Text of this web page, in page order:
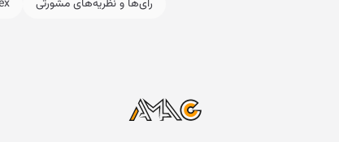
رای‌ها و نظریه‌های مشورتی